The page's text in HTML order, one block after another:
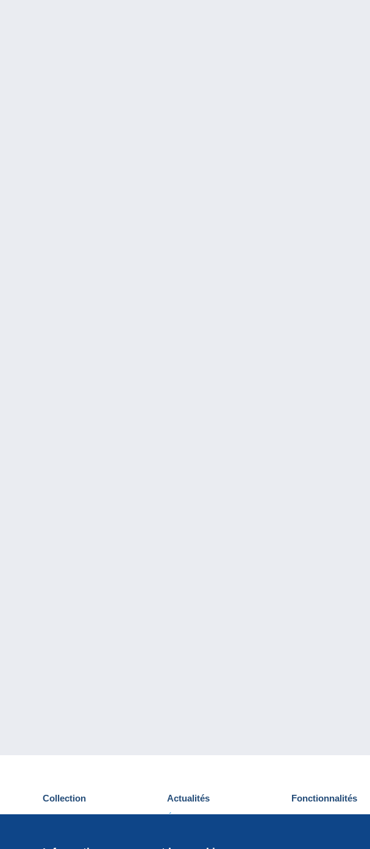
Collection
Cartes postales
Actualités
Événements Delcampe
Fonctionnalités
Nouveautés